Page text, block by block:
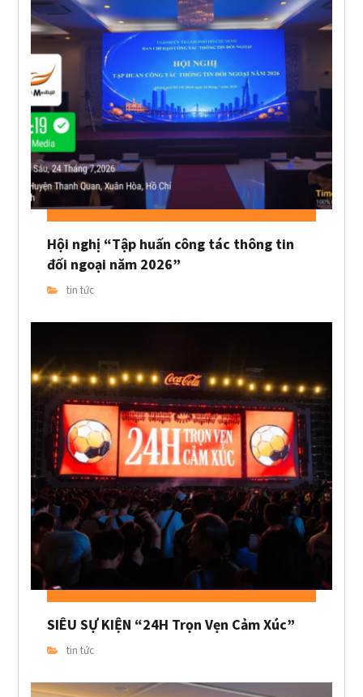
Hội nghị “Tập huấn công tác thông tin
đối ngoại năm 2026”
tin tức
SIÊU SỰ KIỆN “24H Trọn Vẹn Cảm Xúc”
tin tức